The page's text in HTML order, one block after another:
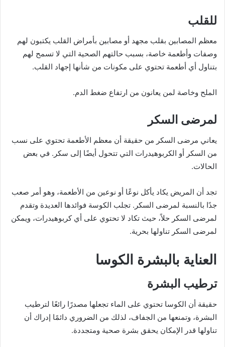
للقلب
معظم المصابين بقلب مجهد أو مصابين بأمراض القلب يكتبون لهم
وصفات وأطعمة خاصة، بسبب حالتهم الصحية التي لا تسمح لهم
بتناول أي أطعمة تحتوي على مكونات من شأنها إجهاد القلب.
الملح وخاصة لمن يعانون من ارتفاع ضغط الدم.
لمرضى السكر
يعاني مرضى السكر من حقيقة أن معظم الأطعمة تحتوي على نسب
من السكر أو الكربوهيدرات التي تتحول أيضًا إلى سكر. في بعض
الحالات.
تجد أن المريض يكاد يأكل نوعًا أو نوعين من الأطعمة، وهو أمر صعب
جدًا بالنسبة لمرضى السكر. تجلب الكوسة فوائدها العديدة وتقدم
لمرضى السكر حلاً، حيث تكاد لا تحتوي على أي كربوهيدرات، ويمكن
لمرضى السكر تناولها بحرية.
العناية بالبشرة الكوسا
ترطيب البشرة
حقيقة أن الكوسا تحتوي على الماء تجعلها مصدرًا رائعًا لترطيب
البشرة، وتمنعها من الجفاف، لذلك من الضروري دائمًا إدراك أن
تناولها قدر الإمكان يحقق بشرة صحية ومتجددة.